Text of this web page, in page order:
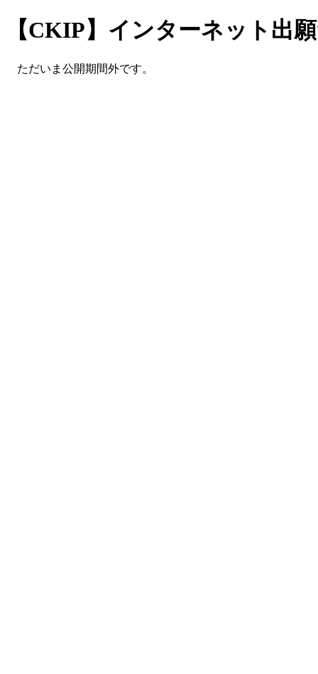
【CKIP】インターネット出
ただいま公開期間外です。